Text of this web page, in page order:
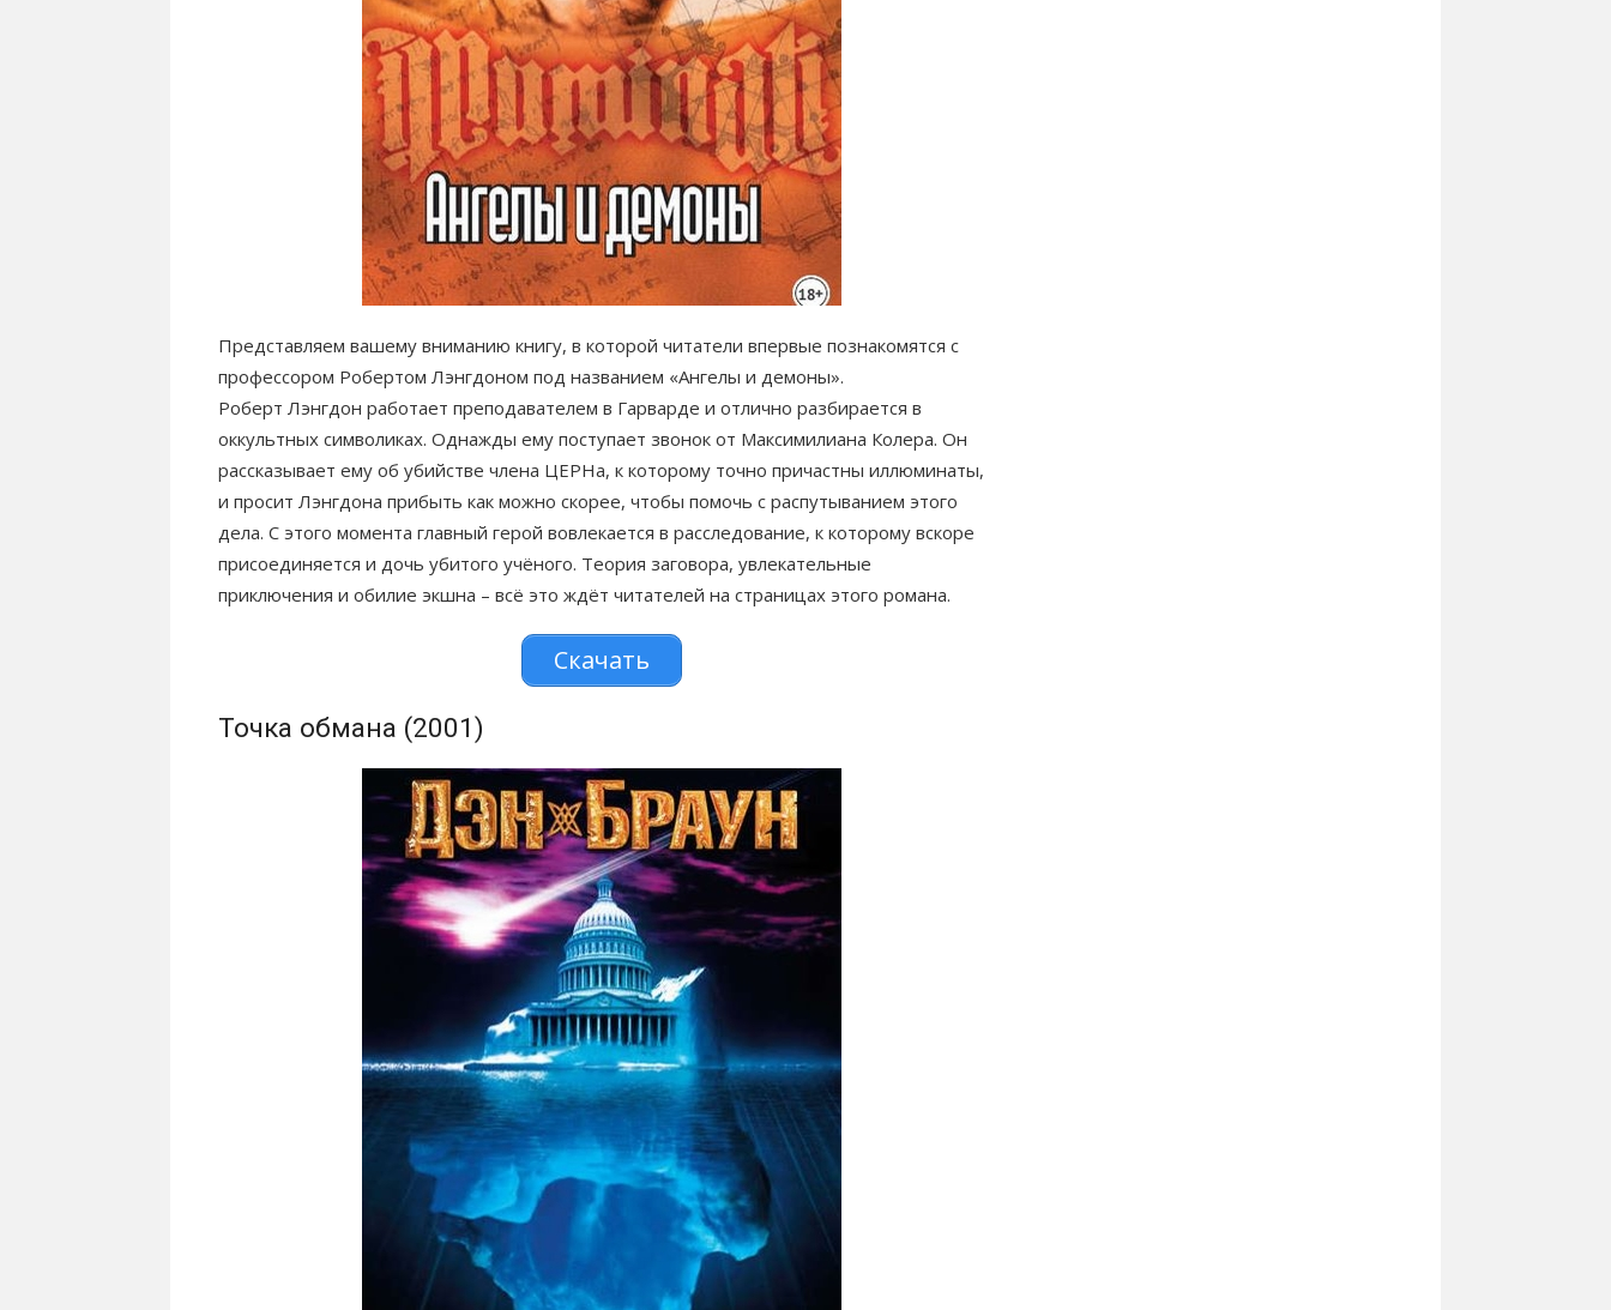
Представляем вашему вниманию книгу, в которой читатели впервые познакомятся с
профессором Робертом Лэнгдоном под названием «Ангелы и демоны».
Роберт Лэнгдон работает преподавателем в Гарварде и отлично разбирается в
оккультных символиках. Однажды ему поступает звонок от Максимилиана Колера. Он
рассказывает ему об убийстве члена ЦЕРНа, к которому точно причастны иллюминаты,
и просит Лэнгдона прибыть как можно скорее, чтобы помочь с распутыванием этого
дела. С этого момента главный герой вовлекается в расследование, к которому вскоре
присоединяется и дочь убитого учёного. Теория заговора, увлекательные
приключения и обилие экшна – всё это ждёт читателей на страницах этого романа.
Скачать
Точка обмана (2001)